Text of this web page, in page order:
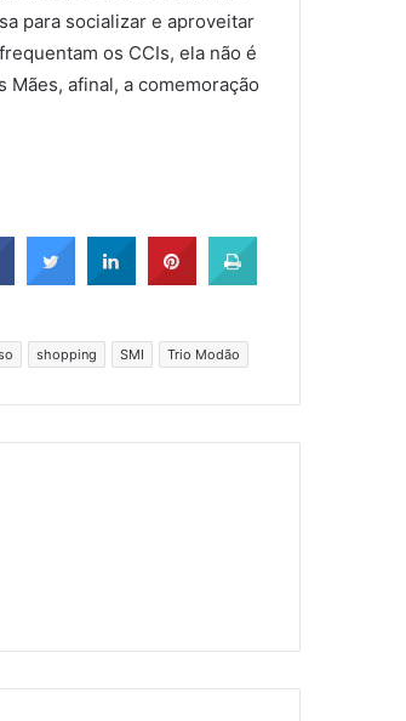
para socializar e aproveitar
os CCIs, ela não é
afinal, a comemoração
shopping SMI Trio Modão